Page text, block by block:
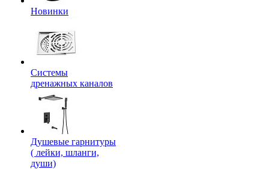
Новинки
Системы
дренажных каналов
Душевые гарнитуры
( лейки, шланги,
души)